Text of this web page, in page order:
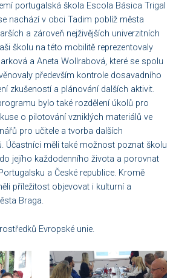
portugalská škola Escola Básica Trigal
nachází v obci Tadim poblíž města
a zároveň nejživějších univerzitních
školu na této mobilitě reprezentovaly
a Aneta Wollrabová, které se spolu
především kontrole dosavadního
zkušeností a plánování dalších aktivit.
bylo také rozdělení úkolů pro
o pilotování vzniklých materiálů ve
pro učitele a tvorba dalších
Účastníci měli také možnost poznat školu
jejího každodenního života a porovnat
a České republice. Kromě
příležitost objevovat i kulturní a
Braga.
Evropské unie.